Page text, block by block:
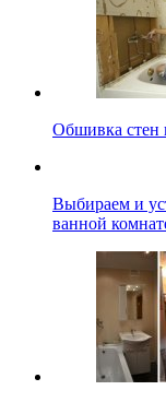
Обшивка стен
Выбираем и
ванной